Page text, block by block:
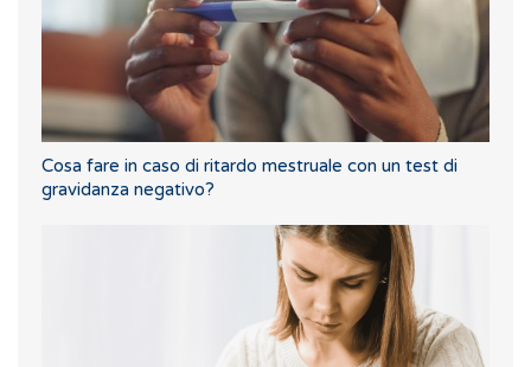
Cosa fare in caso di ritardo mestruale con un test di
gravidanza negativo?